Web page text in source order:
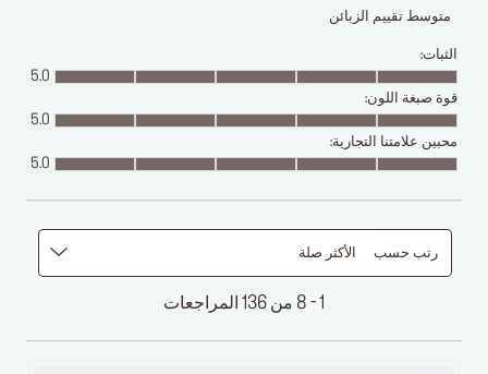
متوسط تقييم الزبائن
الثبات:
5.0
قوة صبغة اللون:
5.0
محبين علامتنا التجارية:
5.0
1 - 8 من 136 المراجعات
رتب حسب الأكثر صلة